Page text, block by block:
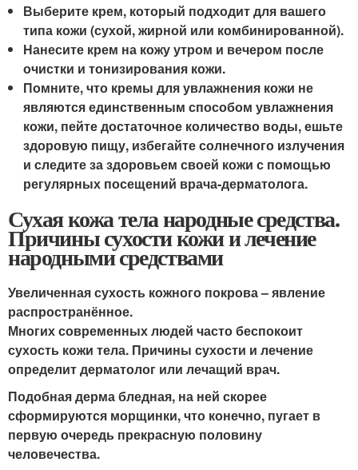
Выберите крем, который подходит для вашего
типа кожи (сухой, жирной или комбинированной).
Нанесите крем на кожу утром и вечером после
очистки и тонизирования кожи.
Помните, что кремы для увлажнения кожи не
являются единственным способом увлажнения
кожи, пейте достаточное количество воды, ешьте
здоровую пищу, избегайте солнечного излучения
и следите за здоровьем своей кожи с помощью
регулярных посещений врача-дерматолога.
Сухая кожа тела народные средства.
Причины сухости кожи и лечение
народными средствами
Увеличенная сухость кожного покрова – явление
распространённое.
Многих современных людей часто беспокоит
сухость кожи тела. Причины сухости и лечение
определит дерматолог или лечащий врач.
Подобная дерма бледная, на ней скорее
сформируются морщинки, что конечно, пугает в
первую очередь прекрасную половину
человечества.